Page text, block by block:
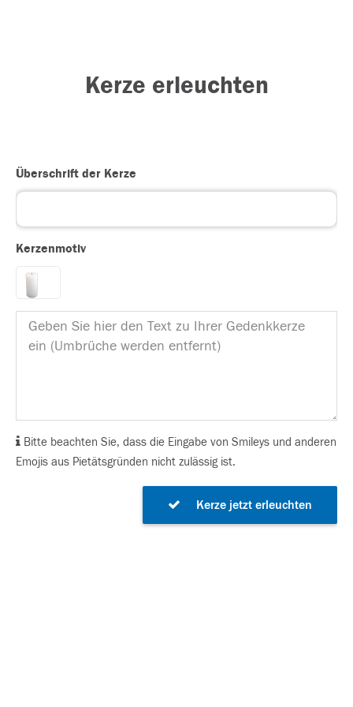
Kerze erleuchten
Überschrift der Kerze
Kerzenmotiv
Bitte beachten Sie, dass die Eingabe von Smileys und anderen
Emojis aus Pietätsgründen nicht zulässig ist.
Kerze jetzt erleuchten